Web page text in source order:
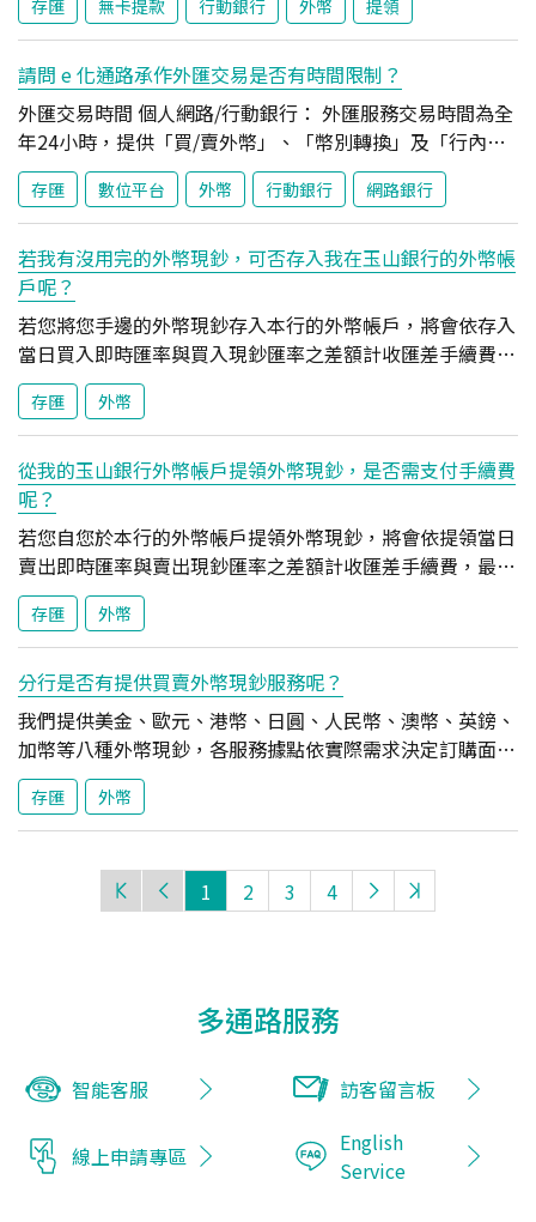
了解更多 .greenHeadTable tbody td { padding: 16px
12px !important; text-align: left !important; vertical-
align: middle !important; } .greenHeadTable tbody
tr td:first-child { padding: 16px 10px !important;
text-align: center !important; background-color:
#daf1f0 !important; vertical-align: middle !important;
}
存匯 無卡提款 行動銀行 外幣 提領
請問 e 化通路承作外匯交易是否有時間限制？
外匯交易時間 個人網路/行動銀行： 外匯服務交易時間為全
年24小時，提供「買/賣外幣」、「幣別轉換」及「行內轉
帳」服務。 當日買/賣外幣交易(含臨櫃及電子化通路交易)
累計達等值新臺幣50萬元(含)以上者，交易時間為營業日
09:00-15:30。 「跨行匯款」及「匯入解款」交易時間為營
業日09:00-17:00；「轉定存」及「定存解約」交易時間如
下： 行動銀行即時轉定存：營業日02:00-23:55可進行即時
交易。 個人網路銀行即時轉定存：營業日09:00-22:59可進
行即時交易。 若您於國外進行交易，實際交易時間以台灣
時間為主。 全球智匯網(OTP裝置)： 外匯服務交易時間為
營業日09:00至16:00。 欲結匯達等值新臺幣50萬以上之需
求者，請申請FXML電子憑證。 全球智匯網(FXML電子憑
證)： 外匯服務交易時間為營業日09:00至16:00。 當日買/
賣外幣交易(含臨櫃及電子化通路交易)累計達等值新臺幣50
萬元(含)以上者，交易時間為營業日09:00-15:30。 外匯交
易預約功能交易時間 包含預約外匯存款結購、預約外匯存
款結售、預約外幣轉換、預約行內轉帳、預約跨行匯款、預
約轉定存及預約定存解約等交易，不受銀行營業時間限制，
惟約定轉帳日仍需為本行營業日。
存匯 數位平台 外幣 行動銀行 網路銀行
若我有沒用完的外幣現鈔，可否存入我在玉山銀行的外幣帳
戶呢？
若您將您手邊的外幣現鈔存入本行的外幣帳戶，將會依存入
當日買入即時匯率與買入現鈔匯率之差額計收匯差手續費，
最低收取 NTD 100。
存匯 外幣
從我的玉山銀行外幣帳戶提領外幣現鈔，是否需支付手續費
呢？
若您自您於本行的外幣帳戶提領外幣現鈔，將會依提領當日
賣出即時匯率與賣出現鈔匯率之差額計收匯差手續費，最低
收取 NTD 100。
存匯 外幣
分行是否有提供買賣外幣現鈔服務呢？
我們提供美金、歐元、港幣、日圓、人民幣、澳幣、英鎊、
加幣等八種外幣現鈔，各服務據點依實際需求決定訂購面
額，購買時請先電洽服務據點查詢。另辦理買賣外幣現鈔業
務，買入及賣出每筆收取手續費 NTD 100。 幣別 美金 歐
元 港幣 日幣 鈔券面額 1、5、10、20、50、100 5、10、
存匯 外幣
1 2 3 4
多通路服務
智能客服 訪客留言板
線上申請專區
English
Service